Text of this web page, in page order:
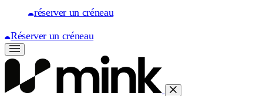
réserver un créneau
Réserver un créneau